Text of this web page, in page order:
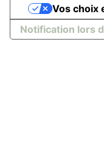
Notification lors
Vos choix